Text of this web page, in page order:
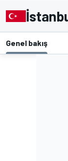
Genel bakış